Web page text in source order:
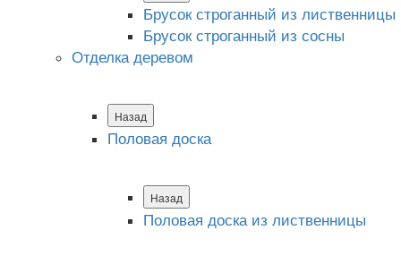
Брусок строганный из лиственницы
Брусок строганный из сосны
Отделка деревом
Назад
Половая доска
Назад
Половая доска из лиственницы